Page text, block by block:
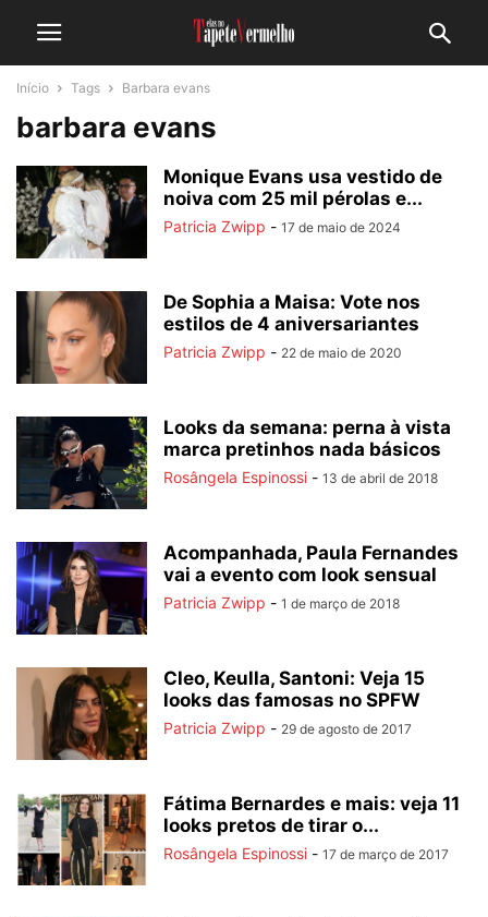
Início Tags Barbara evans
barbara evans
Monique Evans usa vestido de
noiva com 25 mil pérolas e...
Patricia Zwipp - 17 de maio de 2024
De Sophia a Maisa: Vote nos
estilos de 4 aniversariantes
Patricia Zwipp - 22 de maio de 2020
Looks da semana: perna à vista
marca pretinhos nada básicos
Rosângela Espinossi - 13 de abril de 2018
Acompanhada, Paula Fernandes
vai a evento com look sensual
Patricia Zwipp - 1 de março de 2018
Cleo, Keulla, Santoni: Veja 15
looks das famosas no SPFW
Patricia Zwipp - 29 de agosto de 2017
Fátima Bernardes e mais: veja 11
looks pretos de tirar o...
Rosângela Espinossi - 17 de março de 2017